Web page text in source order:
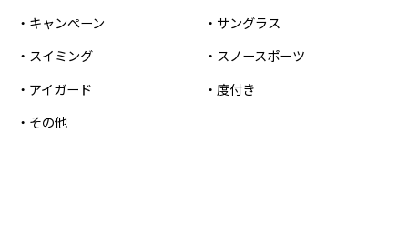
キャンペーン
サングラス
スイミング
スノースポーツ
アイガード
度付き
その他